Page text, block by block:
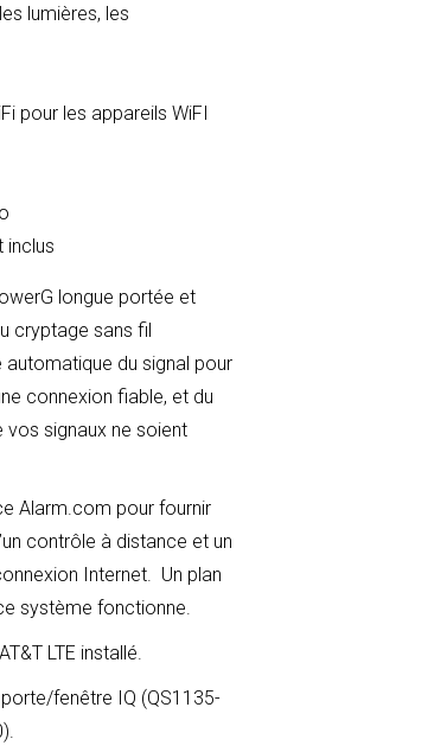
lumières, les
pour les appareils WiFI
inclus
longue portée et
cryptage sans fil
du signal pour
connexion fiable, et du
signaux ne soient
Alarm.com pour fournir
contrôle à distance et un
Internet. Un plan
système fonctionne.
LTE installé.
fenêtre IQ (QS1135-